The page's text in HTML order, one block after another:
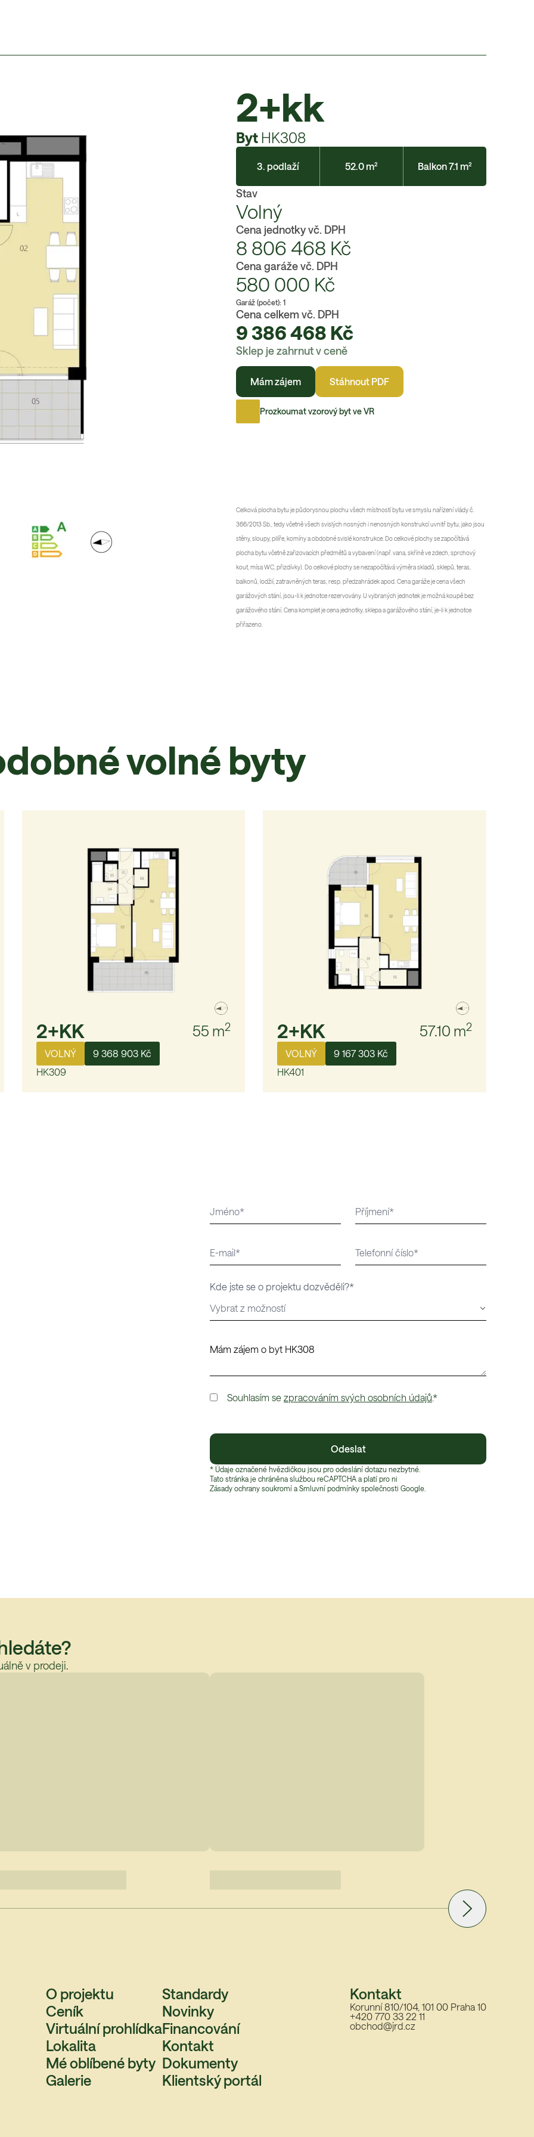
2+kk
Byt HK308
3. podlaží 52.0 m² Balkon 7.1 m²
Stav
Volný
Cena jednotky vč. DPH
8 806 468 Kč
Cena garáže vč. DPH
580 000 Kč
Garáž (počet): 1
Cena celkem vč. DPH
9 386 468 Kč
Sklep je zahrnut v ceně
Mám zájem Stáhnout PDF
Prozkoumat vzorový byt ve VR
Celková plocha bytu je půdorysnou plochu všech místností bytu ve smyslu nařízení vlády č.
366/2013 Sb., tedy včetně všech svislých nosných i nenosných konstrukcí uvnitř bytu, jako jsou
stěny, sloupy, pilíře, komíny a obdobné svislé konstrukce. Do celkové plochy se započítává
plocha bytu včetně zařizovacích předmětů a vybavení (např. vana, skříně ve zdech, sprchový
kout, mísa WC, přizdívky). Do celkové plochy se nezapočítává výměra skladů, sklepů, teras,
balkonů, lodžií, zatravněných teras, resp. předzahrádek apod. Cena garáže je cena všech
garážových stání, jsou-li k jednotce rezervovány. U vybraných jednotek je možná koupě bez
garážového stání. Cena komplet je cena jednotky, sklepa a garážového stání, je-li k jednotce
přiřazeno.
volné byty
2+KK 55 m2
VOLNÝ
9 368 903 Kč
HK309
2+KK 57.10 m2
VOLNÝ
9 167 303 Kč
HK401
Kde jste se o projektu dozvěděli?*
Souhlasím se zpracováním svých osobních údajů.*
Odeslat
* Údaje označené hvězdičkou jsou pro odeslání dotazu nezbytné.
Tato stránka je chráněna službou reCAPTCHA a platí pro ni
Zásady ochrany soukromí a Smluvní podmínky společnosti Google.
v prodeji.
O projektu
Ceník
Virtuální prohlídka
Lokalita
Mé oblíbené byty
Galerie
Standardy
Novinky
Financování
Kontakt
Dokumenty
Klientský portál
Kontakt
Korunní 810/104, 101 00 Praha 10
+420 770 33 22 11
obchod@jrd.cz